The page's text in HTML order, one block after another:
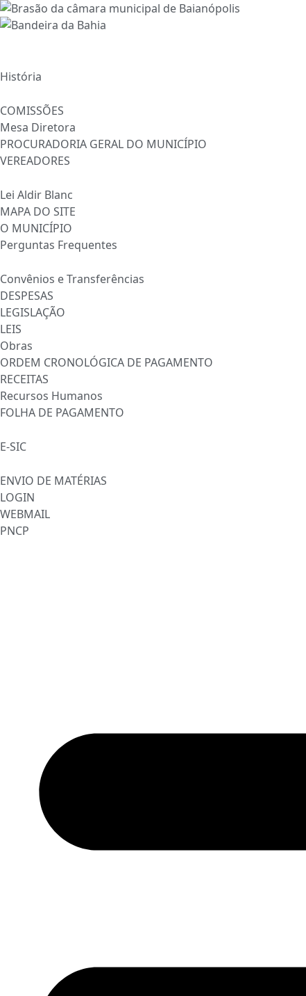
Ir
para
História
COMISSÕES
Mesa Diretora
PROCURADORIA GERAL DO MUNICÍPIO
VEREADORES
Lei Aldir Blanc
MAPA DO SITE
O MUNICÍPIO
Perguntas Frequentes
Convênios e Transferências
DESPESAS
LEGISLAÇÃO
LEIS
Obras
ORDEM CRONOLÓGICA DE PAGAMENTO
RECEITAS
Recursos Humanos
FOLHA DE PAGAMENTO
E-SIC
ENVIO DE MATÉRIAS
LOGIN
WEBMAIL
PNCP